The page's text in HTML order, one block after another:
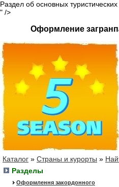
Раздел об основных
" />
Оформление
Каталог » Страны и курорты »
Разделы
Оформлення закордонного